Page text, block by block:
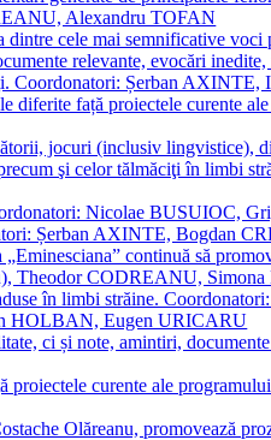
Alexandru TOFAN
cele mai semnificative
relevante, evocări
Coordonatori: Șerban
diferite față proiectele curente
jocuri (inclusiv
şi celor tălmăciţi în
Nicolae BUSUIOC,
Șerban AXINTE, Bogdan
continuă să
Theodor CODREANU,
în limbi străine.
HOLBAN, Eugen URICARU
ci și note, amintiri,
proiectele curente ale
Olăreanu, promovează